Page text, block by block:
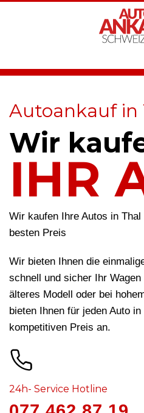
Autoankauf in
Wir
IHR
Wir kaufen Ihre Autos in
besten Preis
Wir bieten Ihnen die
schnell und sicher Ihr
älteres Modell oder bei
bieten Ihnen für jeden Auto in
kompetitiven Preis an.
24h- Service Hotline